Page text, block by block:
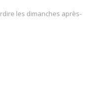
les dimanches après-